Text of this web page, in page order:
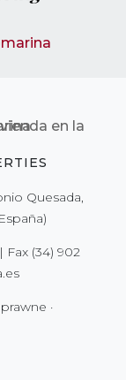
Quesada,
Fax (34) 902
·